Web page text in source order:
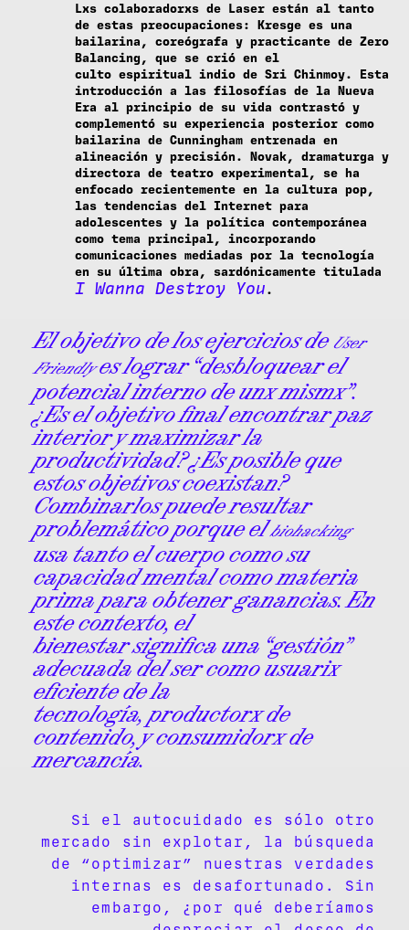
Lxs colaboradorxs de Laser están al tanto
de estas preocupaciones: Kresge es una
bailarina, coreógrafa y practicante de Zero
Balancing, que se crió en el
culto espiritual indio de Sri Chinmoy. Esta
introducción a las filosofías de la Nueva
Era al principio de su vida contrastó y
complementó su experiencia posterior como
bailarina de Cunningham entrenada en
alineación y precisión. Novak, dramaturga y
directora de teatro experimental, se ha
enfocado recientemente en la cultura pop,
las tendencias del Internet para
adolescentes y la política contemporánea
como tema principal, incorporando
comunicaciones mediadas por la tecnología
en su última obra, sardónicamente titulada
I Wanna Destroy You.
El objetivo de los ejercicios deUser
Friendlyes lograr “desbloquear el
potencial interno de unx mismx”.
¿Es el objetivo final encontrar paz
interior y maximizar la
productividad? ¿Es posible que
estos objetivos coexistan?
Combinarlos puede resultar
problemático porque elbiohacking
usa tanto el cuerpo como su
capacidad mental como materia
prima para obtener ganancias. En
este contexto, el
bienestar significa una “gestión”
adecuada del ser como usuarix
eficiente de la
tecnología, productorx de
contenido, y consumidorx de
mercancía.
Si el autocuidado es sólo otro
mercado sin explotar, la búsqueda
de “optimizar” nuestras verdades
internas es desafortunado. Sin
embargo, ¿por qué deberíamos